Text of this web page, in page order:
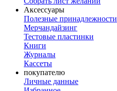
Аксессуары
Полезные принадлежности
Мерчандайзинг
Тестовые пластинки
Книги
Журналы
Кассеты
покупателю
Личные данные